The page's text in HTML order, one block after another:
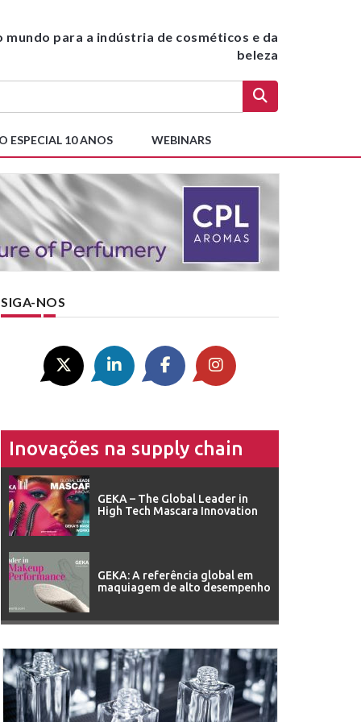
mundo para a indústria de cosméticos e da
beleza
ESPECIAL 10 ANOS WEBINARS
SIGA-NOS
Inovações na supply chain
GEKA – The Global Leader in
High Tech Mascara Innovation
GEKA: A referência global em
maquiagem de alto desempenho